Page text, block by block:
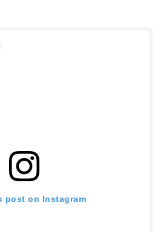
post on Instagram